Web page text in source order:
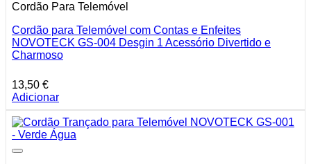
options
be
chosen
on
product
page
Cordão Para Telemóvel
Cordão para Telemóvel com Contas e Enfeites
NOVOTECK GS-004 Desgin 1 Acessório Divertido e
Charmoso
13,50 €
Adicionar